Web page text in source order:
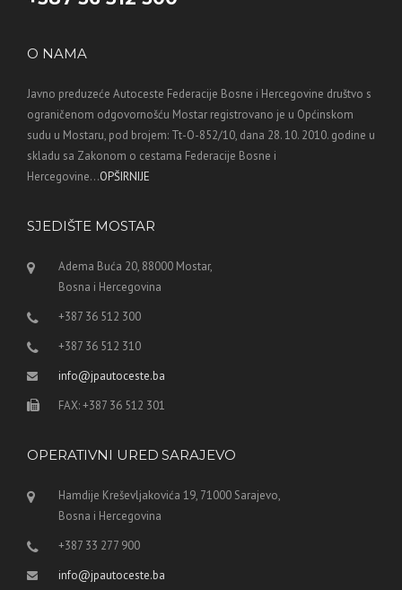
O NAMA
Javno preduzeće Autoceste Federacije Bosne i Hercegovine društvo s
ograničenom odgovornošću Mostar registrovano je u Općinskom
sudu u Mostaru, pod brojem: Tt-O-852/10, dana 28. 10. 2010. godine u
skladu sa Zakonom o cestama Federacije Bosne i
Hercegovine...OPŠIRNIJE
SJEDIŠTE MOSTAR
Adema Buća 20, 88000 Mostar,
Bosna i Hercegovina
+387 36 512 300
+387 36 512 310
info@jpautoceste.ba
FAX: +387 36 512 301
OPERATIVNI URED SARAJEVO
Hamdije Kreševljakovića 19, 71000 Sarajevo,
Bosna i Hercegovina
+387 33 277 900
info@jpautoceste.ba